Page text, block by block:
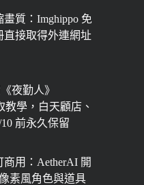
畫質：Imghippo 免
直接取得外連網址
夜勤人》
教學，白天顧店、
前永久保留
用：AetherAI 開
素風角色與道具